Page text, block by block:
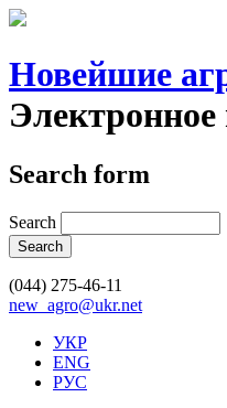
Новейшие
Электронное
Search form
Search
(044) 275-46-11
new_agro@ukr.net
УКР
ENG
РУС